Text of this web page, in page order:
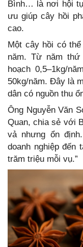
Bình… là nơi hội
ưu giúp cây hồi
cao.
Một cây hồi có
năm. Từ năm
hoạch 0,5–1kg/
50kg/năm. Đây là
dân có nguồn thu
Ông Nguyễn Văn
Quan, chia sẻ với
vả nhưng ổn
doanh nghiệp đến
trăm triệu mỗi vụ.”